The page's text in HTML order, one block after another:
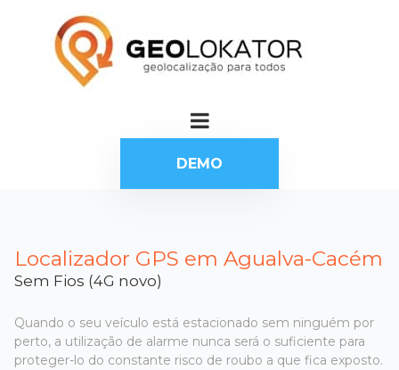
DEMO
Localizador GPS em Agualva-Cacém
Sem Fios (4G novo)
Quando o seu veículo está estacionado sem ninguém por
perto, a utilização de alarme nunca será o suficiente para
proteger-lo do constante risco de roubo a que fica exposto.